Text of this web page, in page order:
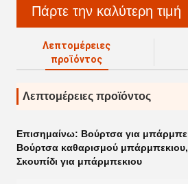
Πάρτε την καλύτερη τιμή
Λεπτομέρειες
προϊόντος
Λεπτομέρειες προϊόντος
Επισημαίνω: Βούρτσα για
Βούρτσα καθαρισμού μπάρμπεκιου,
Σκουπίδι για μπάρμπεκιου